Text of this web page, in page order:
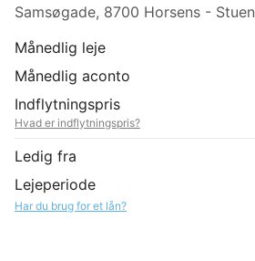
Samsøgade, 8700 Horsens - Stuen
Månedlig leje
Månedlig aconto
Indflytningspris
Hvad er indflytningspris?
Ledig fra
Lejeperiode
Har du brug for et lån?